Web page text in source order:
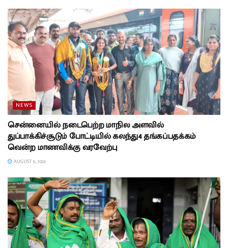
NEWS
சென்னையில் நடைபெற்ற மாநில அளவில்
துப்பாக்கிச்சூடும் போட்டியில் கலந்து4 தங்கப்பதக்கம்
வென்ற மாணவிக்கு வரவேற்பு
AUGUST 6, 2026